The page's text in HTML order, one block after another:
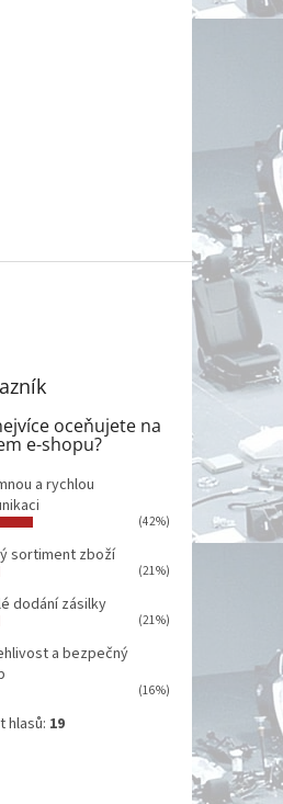
oceňujete na
e-shopu?
a rychlou
(42%)
sortiment zboží
(21%)
dodání zásilky
(21%)
a bezpečný
(16%)
hlasů: 19